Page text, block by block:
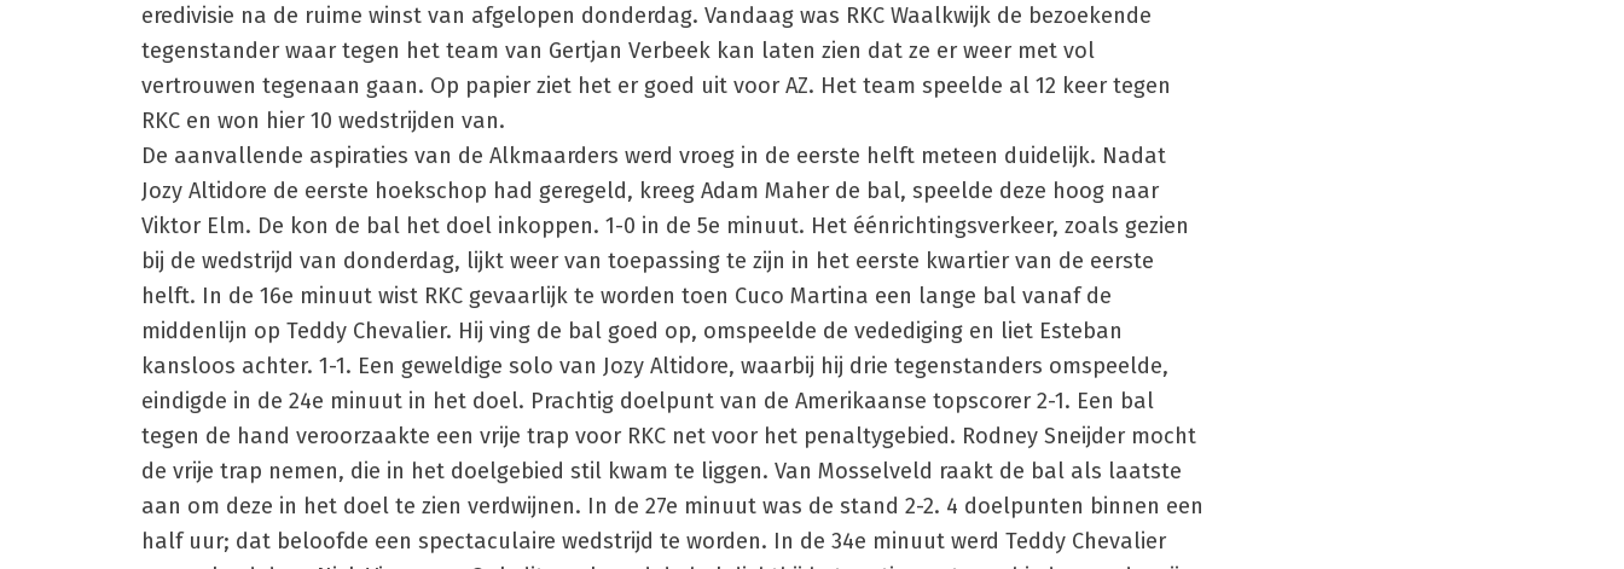
eredivisie na de ruime winst van afgelopen donderdag. Vandaag was RKC Waalkwijk de bezoekende
tegenstander waar tegen het team van Gertjan Verbeek kan laten zien dat ze er weer met vol
vertrouwen tegenaan gaan. Op papier ziet het er goed uit voor AZ. Het team speelde al 12 keer tegen
RKC en won hier 10 wedstrijden van.
De aanvallende aspiraties van de Alkmaarders werd vroeg in de eerste helft meteen duidelijk. Nadat
Jozy Altidore de eerste hoekschop had geregeld, kreeg Adam Maher de bal, speelde deze hoog naar
Viktor Elm. De kon de bal het doel inkoppen. 1-0 in de 5e minuut. Het éénrichtingsverkeer, zoals gezien
bij de wedstrijd van donderdag, lijkt weer van toepassing te zijn in het eerste kwartier van de eerste
helft. In de 16e minuut wist RKC gevaarlijk te worden toen Cuco Martina een lange bal vanaf de
middenlijn op Teddy Chevalier. Hij ving de bal goed op, omspeelde de vedediging en liet Esteban
kansloos achter. 1-1. Een geweldige solo van Jozy Altidore, waarbij hij drie tegenstanders omspeelde,
eindigde in de 24e minuut in het doel. Prachtig doelpunt van de Amerikaanse topscorer 2-1. Een bal
tegen de hand veroorzaakte een vrije trap voor RKC net voor het penaltygebied. Rodney Sneijder mocht
de vrije trap nemen, die in het doelgebied stil kwam te liggen. Van Mosselveld raakt de bal als laatste
aan om deze in het doel te zien verdwijnen. In de 27e minuut was de stand 2-2. 4 doelpunten binnen een
half uur; dat beloofde een spectaculaire wedstrijd te worden. In de 34e minuut werd Teddy Chevalier